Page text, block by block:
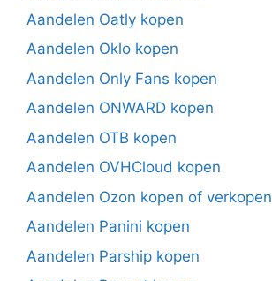
Aandelen Oatly kopen
Aandelen Oklo kopen
Aandelen Only Fans kopen
Aandelen ONWARD kopen
Aandelen OTB kopen
Aandelen OVHCloud kopen
Aandelen Ozon kopen of verkopen
Aandelen Panini kopen
Aandelen Parship kopen